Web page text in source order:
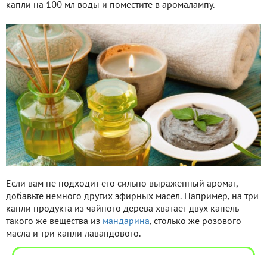
капли на 100 мл воды и поместите в аромалампу.
Если вам не подходит его сильно выраженный аромат,
добавьте немного других эфирных масел. Например, на три
капли продукта из чайного дерева хватает двух капель
такого же вещества из мандарина, столько же розового
масла и три капли лавандового.